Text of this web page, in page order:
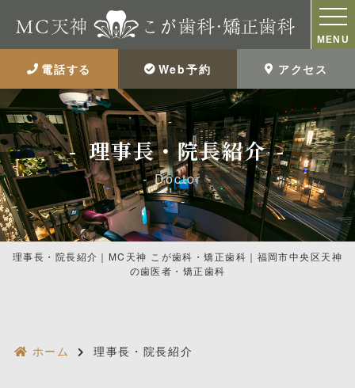
MENU
電話する Web予約 アクセス
理事長・院長紹介
Doctor
理事長・院長紹介｜MC天神 こが歯科・矯正歯科｜福岡市中央区天神
の歯医者・矯正歯科
ホーム 理事長・院長紹介